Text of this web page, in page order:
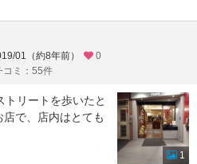
01（約8年前）
0
コミ：55件
リートを歩いたと
で、店内はとても
1